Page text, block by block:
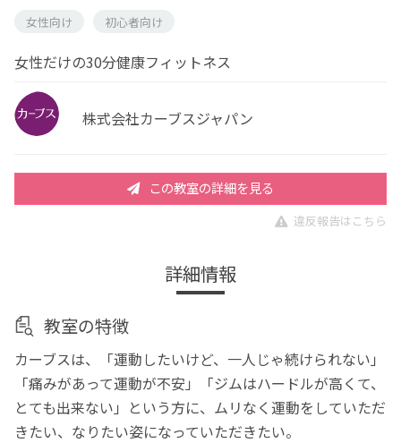
女性向け
初心者向け
女性だけの30分健康フィットネス
株式会社カーブスジャパン
この教室の詳細を見る
違反報告はこちら
詳細情報
教室の特徴
カーブスは、「運動したいけど、一人じゃ続けられない」
「痛みがあって運動が不安」「ジムはハードルが高くて、
とても出来ない」という方に、ムリなく運動をしていただ
きたい、なりたい姿になっていただきたい。